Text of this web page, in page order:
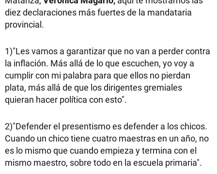
diez declaraciones más fuertes de la mandataria
provincial.
1)"Les vamos a garantizar que no van a perder contra
la inflación. Más allá de lo que escuchen, yo voy a
cumplir con mi palabra para que ellos no pierdan
plata, más allá de que los dirigentes gremiales
quieran hacer política con esto".
2)"Defender el presentismo es defender a los chicos.
Cuando un chico tiene cuatro maestras en un año, no
es lo mismo que cuando empieza y termina con el
mismo maestro, sobre todo en la escuela primaria".